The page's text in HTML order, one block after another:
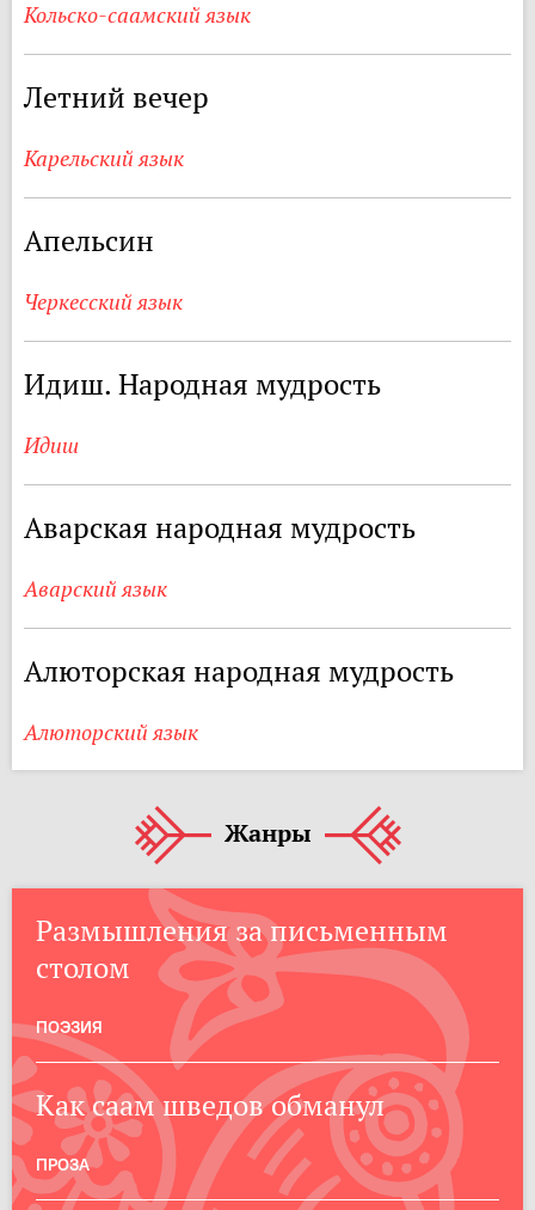
Кольско-саамский язык
Летний вечер
Карельский язык
Апельсин
Черкесский язык
Идиш. Народная мудрость
Идиш
Аварская народная мудрость
Аварский язык
Алюторская народная мудрость
Алюторский язык
Жанры
Размышления за письменным
столом
ПОЭЗИЯ
Как саам шведов обманул
ПРОЗА